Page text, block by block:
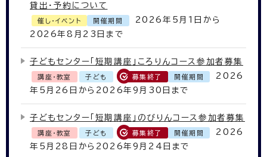
貸出・予約について
催し・イベント 開催期間
2026年5月1日から
2026年8月23日まで
子どもセンター「短期講座」ころりんコース参加者募集
講座・教室 子ども 募集終了 開催期間
2026
年5月26日から2026年9月30日まで
子どもセンター「短期講座」のびりんコース参加者募集
講座・教室 子ども 募集終了 開催期間
2026
年5月28日から2026年9月24日まで